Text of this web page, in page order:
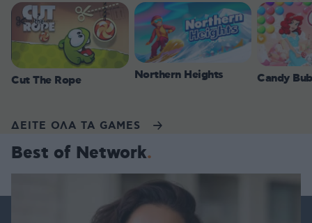
Cut The Rope Northern Heights Candy
ΔΕΙΤΕ ΟΛΑ ΤΑ GAMES
Best of Network